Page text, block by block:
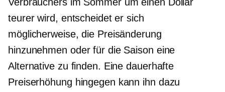
teurer wird, entscheidet er sich
möglicherweise, die Preisänderung
hinzunehmen oder für die Saison eine
Alternative zu finden. Eine dauerhafte
Preiserhöhung hingegen kann ihn dazu